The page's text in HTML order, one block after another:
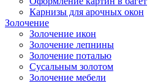
Карнизы для арочных окон
Золочение
Золочение икон
Золочение лепнины
Золочение поталью
Сусальным золотом
Золочение мебели